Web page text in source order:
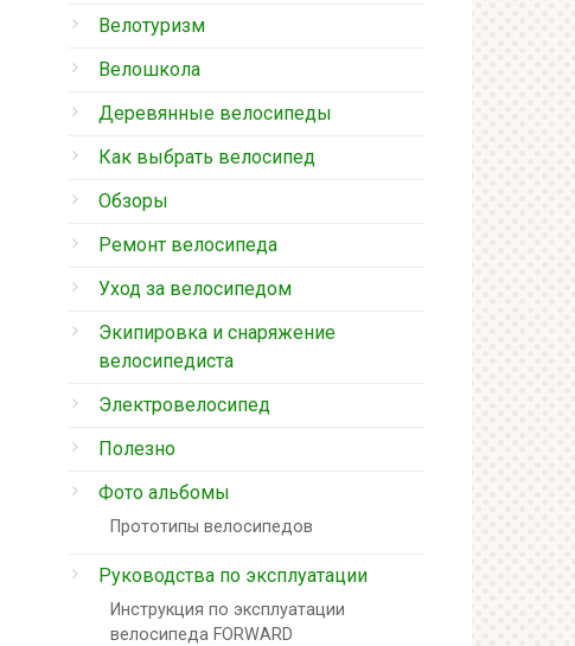
Велотуризм
Велошкола
Деревянные велосипеды
Как выбрать велосипед
Обзоры
Ремонт велосипеда
Уход за велосипедом
Экипировка и снаряжение
велосипедиста
Электровелосипед
Полезно
Фото альбомы
Прототипы велосипедов
Руководства по эксплуатации
Инструкция по эксплуатации
велосипеда FORWARD